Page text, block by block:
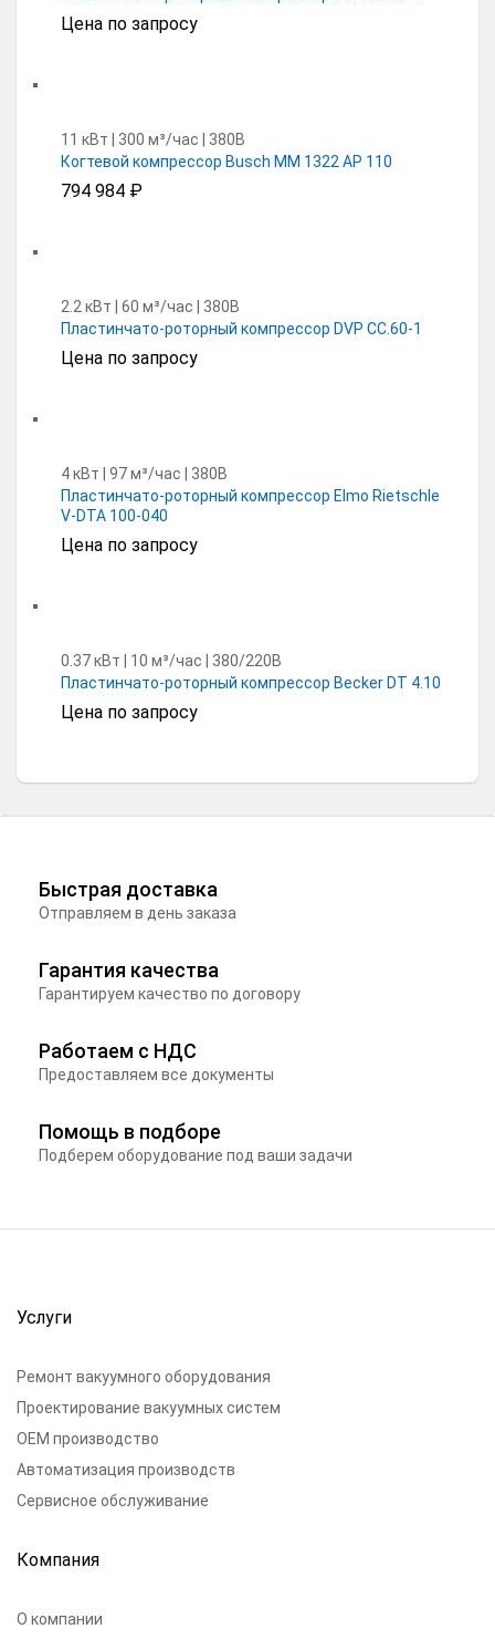
Цена по запросу
11 кВт | 300 м³/час | 380В
Когтевой компрессор Busch MM 1322 AP 110
794 984 ₽
2.2 кВт | 60 м³/час | 380В
Пластинчато-роторный компрессор DVP CC.60-1
Цена по запросу
4 кВт | 97 м³/час | 380В
Пластинчато-роторный компрессор Elmo Rietschle
V-DTA 100-040
Цена по запросу
0.37 кВт | 10 м³/час | 380/220В
Пластинчато-роторный компрессор Becker DT 4.10
Цена по запросу
Быстрая доставка
Отправляем в день заказа
Гарантия качества
Гарантируем качество по договору
Работаем с НДС
Предоставляем все документы
Помощь в подборе
Подберем оборудование под ваши задачи
Услуги
Ремонт вакуумного оборудования
Проектирование вакуумных систем
OEM производство
Автоматизация производств
Сервисное обслуживание
Компания
О компании